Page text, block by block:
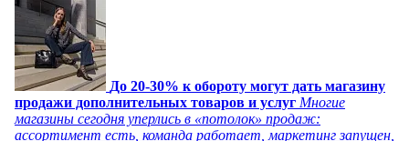
До 20-30% к обороту могут дать магазину
продажи дополнительных товаров и услуг Многие
магазины сегодня уперлись в «потолок» продаж:
ассортимент есть, команда работает, маркетинг запущен,